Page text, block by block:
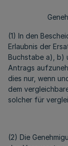
(1) In den
Erlaubnis der
Buchstabe a), b)
Antrags
dies nur, wenn
dem
solcher für
(2) Die